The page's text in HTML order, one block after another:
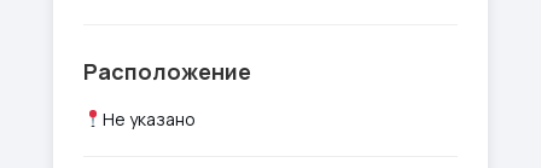
Расположение
Не указано